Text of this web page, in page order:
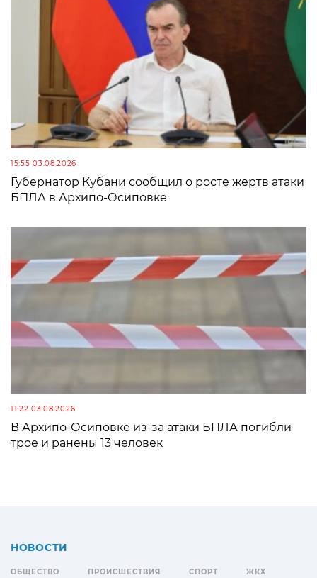
15:55 03.08.2026
Губернатор Кубани сообщил о росте жертв атаки
БПЛА в Архипо-Осиповке
11:22 03.08.2026
В Архипо-Осиповке из-за атаки БПЛА погибли
трое и ранены 13 человек
НОВОСТИ
ОБЩЕСТВО ПРОИСШЕСТВИЯ СПОРТ ЖКХ